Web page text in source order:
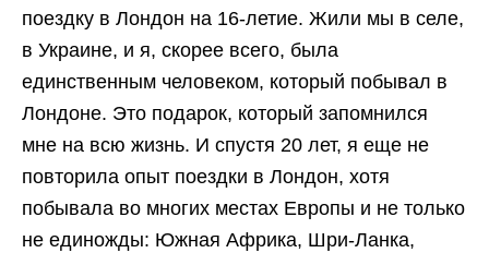
поездку в Лондон на 16-летие. Жили мы в селе,
в Украине, и я, скорее всего, была
единственным человеком, который побывал в
Лондоне. Это подарок, который запомнился
мне на всю жизнь. И спустя 20 лет, я еще не
повторила опыт поездки в Лондон, хотя
побывала во многих местах Европы и не только
не единожды: Южная Африка, Шри-Ланка,